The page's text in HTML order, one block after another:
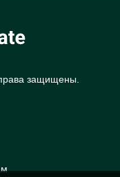
защищены.